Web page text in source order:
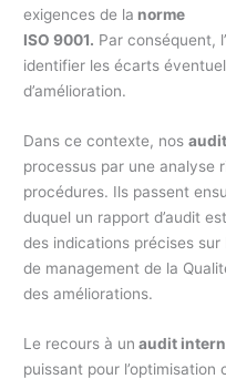
exigences de la norme
ISO 9001. Par conséquent,
identifier les écarts
d’amélioration.
Dans ce contexte, nos
processus par une analyse
procédures. Ils passent
duquel un rapport d’audit
des indications précises
de management de la
des améliorations.
Le recours à un audit
puissant pour